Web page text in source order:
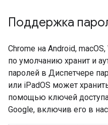
Поддержка
Chrome на Android,
по умолчанию хранит и
паролей в Диспетчере
или iPadOS может
помощью ключей
Google, включив его в